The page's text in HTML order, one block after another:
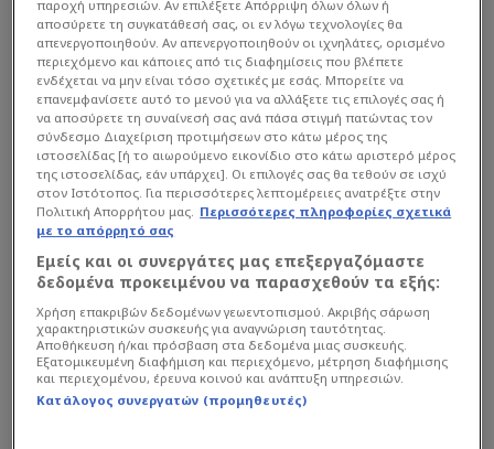
παροχή υπηρεσιών. Αν επιλέξετε Απόρριψη όλων όλων ή
αποσύρετε τη συγκατάθεσή σας, οι εν λόγω τεχνολογίες θα
απενεργοποιηθούν. Αν απενεργοποιηθούν οι ιχνηλάτες, ορισμένο
περιεχόμενο και κάποιες από τις διαφημίσεις που βλέπετε
ενδέχεται να μην είναι τόσο σχετικές με εσάς. Μπορείτε να
επανεμφανίσετε αυτό το μενού για να αλλάξετε τις επιλογές σας ή
να αποσύρετε τη συναίνεσή σας ανά πάσα στιγμή πατώντας τον
σύνδεσμο Διαχείριση προτιμήσεων στο κάτω μέρος της
ιστοσελίδας [ή το αιωρούμενο εικονίδιο στο κάτω αριστερό μέρος
της ιστοσελίδας, εάν υπάρχει]. Οι επιλογές σας θα τεθούν σε ισχύ
στον Ιστότοπος. Για περισσότερες λεπτομέρειες ανατρέξτε στην
Πολιτική Απορρήτου μας. Περισσότερες πληροφορίες σχετικά
με το απόρρητό σας
Εμείς και οι συνεργάτες μας επεξεργαζόμαστε
δεδομένα προκειμένου να παρασχεθούν τα εξής:
Χρήση επακριβών δεδομένων γεωεντοπισμού. Ακριβής σάρωση
χαρακτηριστικών συσκευής για αναγνώριση ταυτότητας.
Αποθήκευση ή/και πρόσβαση στα δεδομένα μιας συσκευής.
Εξατομικευμένη διαφήμιση και περιεχόμενο, μέτρηση διαφήμισης
και περιεχομένου, έρευνα κοινού και ανάπτυξη υπηρεσιών.
Κατάλογος συνεργατών (προμηθευτές)